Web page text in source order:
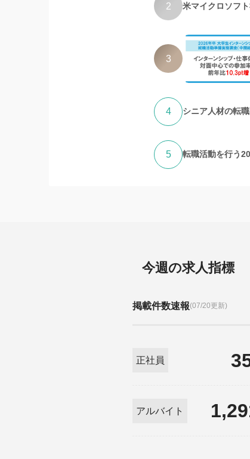
2 米マイクロソフ
3
4 シニア人材の転
5 転職活動を行う
今週の求人指標
掲載件数速報(07/20更新)
正社員
アルバイト